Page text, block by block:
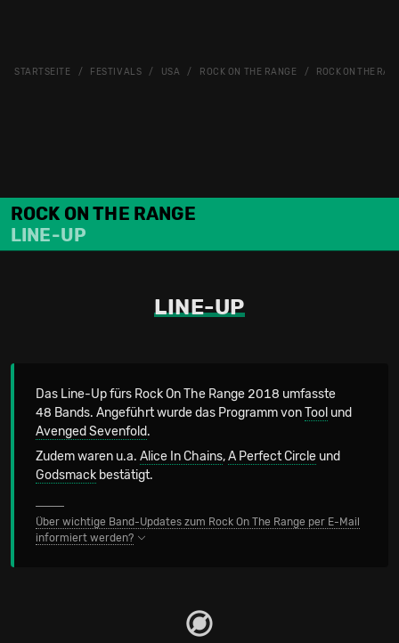
STARTSEITE FESTIVALS USA ROCK ON THE RANGE ROCK ON THE
ROCK ON THE RANGE
LINE-UP
LINE-UP
Das Line-Up fürs Rock On The Range 2018 umfasste
48 Bands. Angeführt wurde das Programm vonTool und
Avenged Sevenfold.
Zudem waren u.a. Alice In Chains,A Perfect Circle und
Godsmack bestätigt.
Über wichtige Band-Updates zum Rock On The Range per E-Mail
informiert werden?